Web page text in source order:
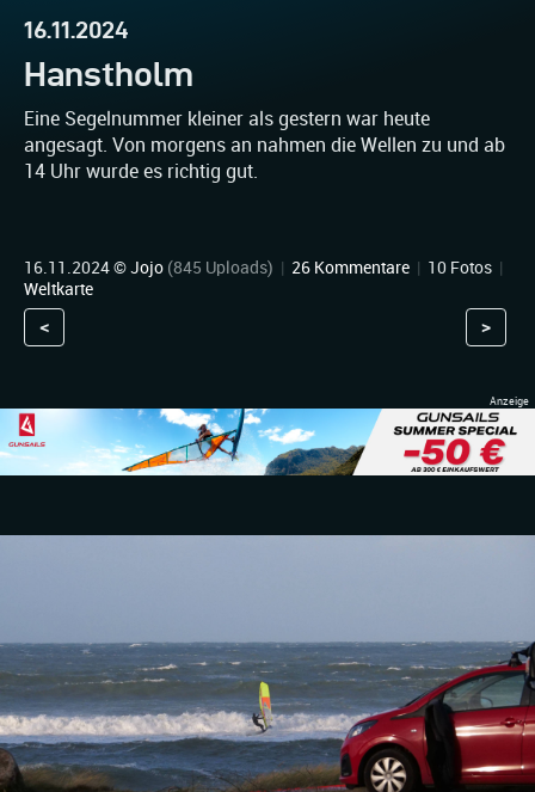
16.11.2024
Hanstholm
Eine Segelnummer kleiner als gestern war heute
angesagt. Von morgens an nahmen die Wellen zu und ab
14 Uhr wurde es richtig gut.
16.11.2024 ©Jojo (845 Uploads) | 26 Kommentare | 10 Fotos |
Weltkarte
< >